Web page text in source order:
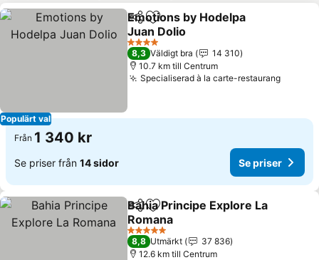
Populärt val
Dela Lägg till i Mina Favoriter
Emotions by Hodelpa
Juan Dolio
4 Stjärnor
8,3 Väldigt bra
14 310
10.7 km till Centrum
Specialiserad à la carte-restaurang
Från 1 340 kr
Se priser från 14 sidor Se priser
Dela Lägg till i Mina Favoriter
Bahia Principe Explore La
Romana
5 Stjärnor
8,8 Utmärkt
37 836
12.6 km till Centrum